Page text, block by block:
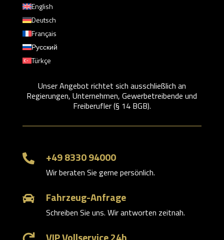
English
Deutsch
Français
Русский
Türkçe
Unser Angebot richtet sich ausschließlich an
Regierungen, Unternehmen, Gewerbetreibende und
Freiberufler (§ 14 BGB).
 +49 8330 94000
Wir beraten Sie gerne persönlich.
 Fahrzeug-Anfrage
Schreiben Sie uns. Wir antworten zeitnah.